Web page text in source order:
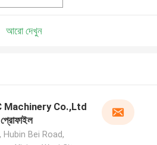
আরো দেখুন
Machinery Co.,Ltd
Hubin Bei Road,